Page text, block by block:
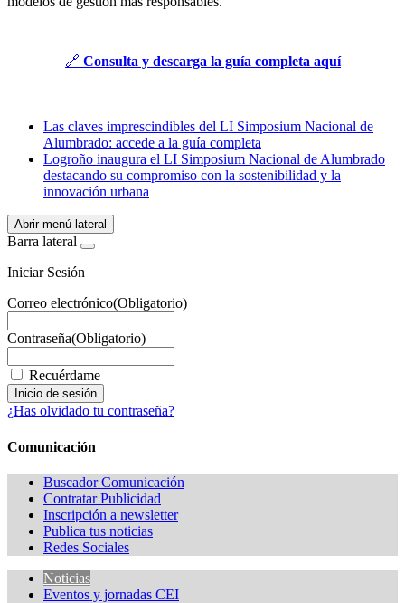
🔗 Consulta y descarga la guía completa aquí
Las claves imprescindibles del LI Simposium Nacional de
Alumbrado: accede a la guía completa
Logroño inaugura el LI Simposium Nacional de Alumbrado
destacando su compromiso con la sostenibilidad y la
innovación urbana
Abrir menú lateral
Barra lateral
Iniciar Sesión
Correo electrónico(Obligatorio)
Contraseña(Obligatorio)
Recuérdame
¿Has olvidado tu contraseña?
Comunicación
Buscador Comunicación
Contratar Publicidad
Inscripción a newsletter
Publica tus noticias
Redes Sociales
Noticias
Eventos y jornadas CEI